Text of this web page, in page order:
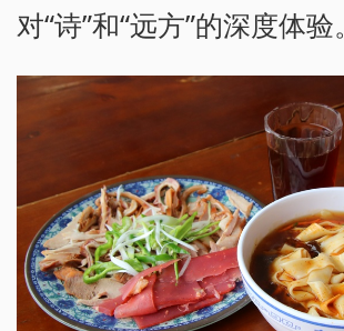
对“诗”和“远方”的深度体验。